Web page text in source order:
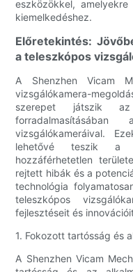
eszközökkel,
kiemelkedéshez.
Előretekintés:
a teleszkópos
A Shenzhen Vicam
vizsgálókamera-
szerepet játszik
vizsgálókameráival.
lehetővé teszik a
hozzáférhetetlen
rejtett hibák és a
technológia
teleszkópos
fejlesztéseit és
1. Fokozott tartósság és
A Shenzhen Vicam